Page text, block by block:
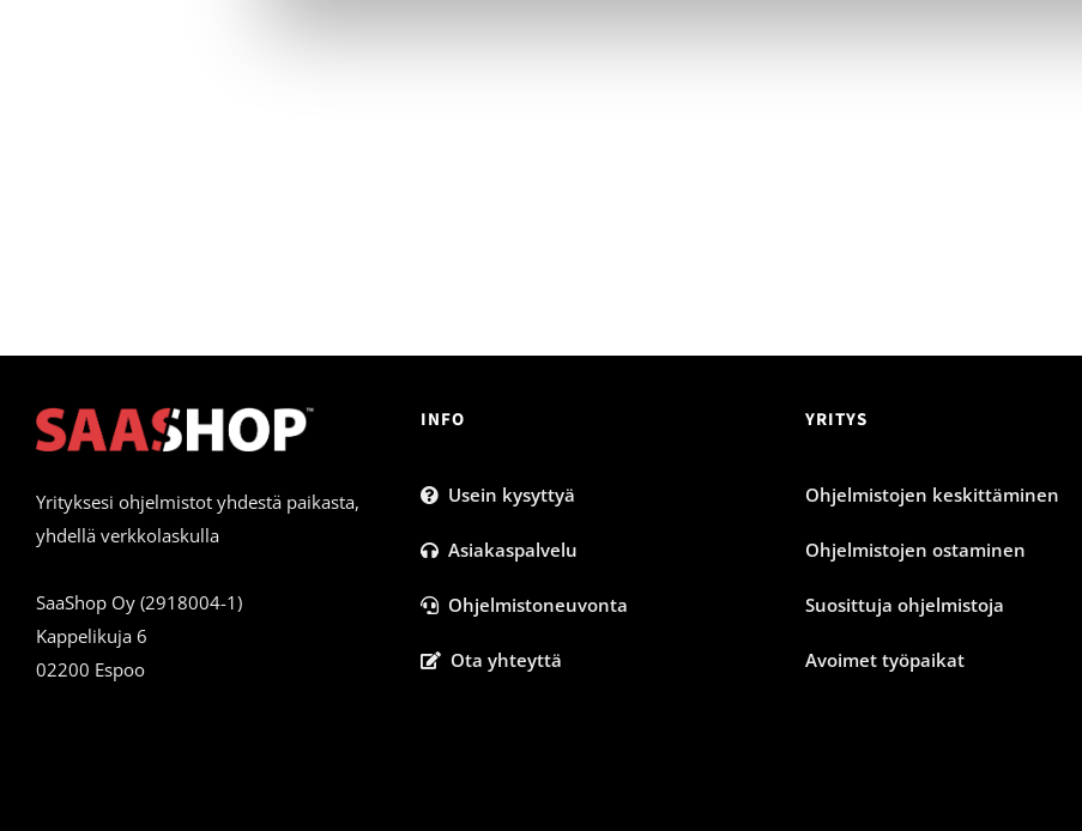
Yrityksesi ohjelmistot yhdestä paikasta,
yhdellä verkkolaskulla
SaaShop Oy (2918004-1)
Kappelikuja 6
02200 Espoo
INFO
Usein kysyttyä
Asiakaspalvelu
Ohjelmistoneuvonta
Ota yhteyttä
YRITYS
Ohjelmistojen keskittäminen
Ohjelmistojen ostaminen
Suosittuja ohjelmistoja
Avoimet työpaikat